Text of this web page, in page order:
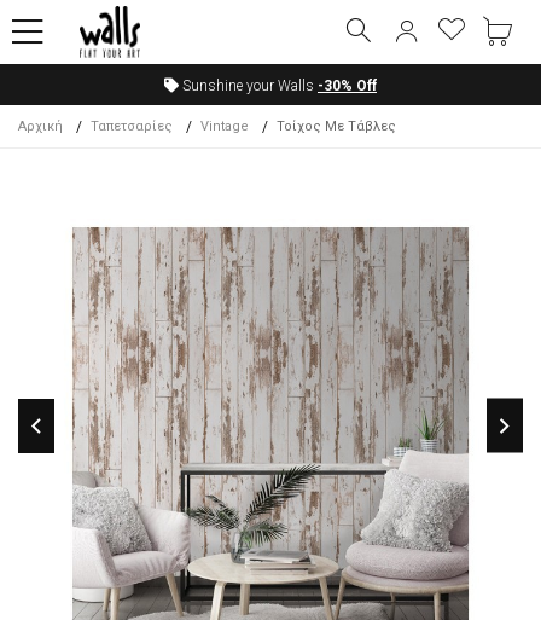
Sunshine your Walls -30% Off
Αρχική Ταπετσαρίες Vintage Τοίχος Με Τάβλες